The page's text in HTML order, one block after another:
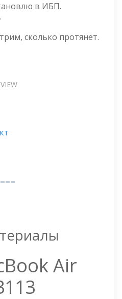
в ИБП.
сколько протянет.
Air